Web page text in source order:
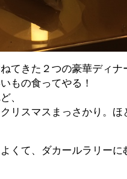
てきた２つの豪華ディナ
もの食ってやる！
、
リスマスまっさかり。
くて、ダカールラリー